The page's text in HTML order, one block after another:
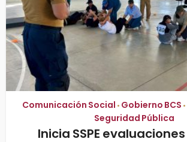
Comunicación Social • Gobierno BCS •
Seguridad Pública
Inicia SSPE